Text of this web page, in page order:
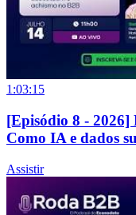
1:03:15
[Episódio 8 - 2026]
Como IA e dados
Assistir